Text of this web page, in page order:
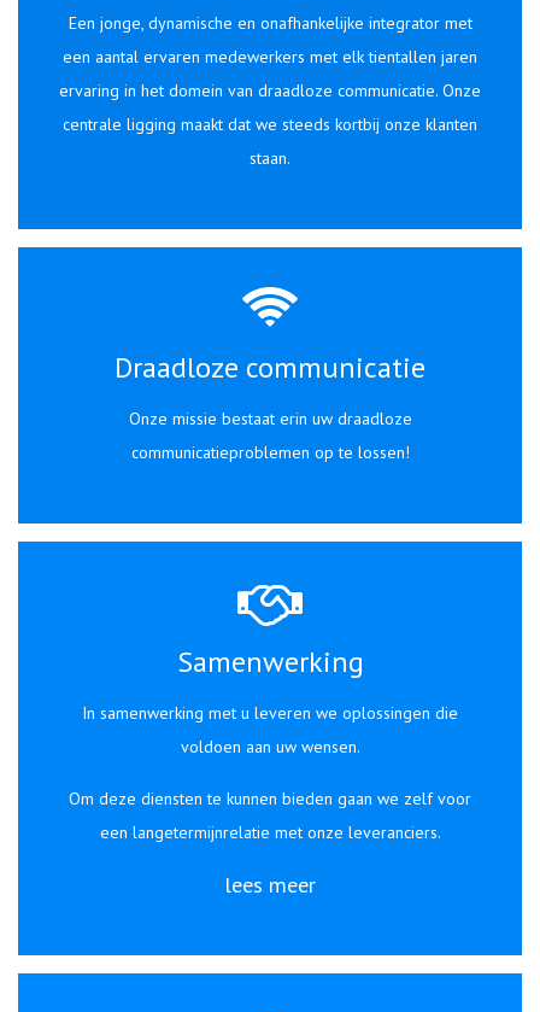
Een jonge, dynamische en onafhankelijke integrator met
een aantal ervaren medewerkers met elk tientallen jaren
ervaring in het domein van draadloze communicatie. Onze
centrale ligging maakt dat we steeds kortbij onze klanten
staan.
Draadloze communicatie
Onze missie bestaat erin uw draadloze
communicatieproblemen op te lossen!
Samenwerking
In samenwerking met u leveren we oplossingen die
voldoen aan uw wensen.
Om deze diensten te kunnen bieden gaan we zelf voor
een langetermijnrelatie met onze leveranciers.
lees meer